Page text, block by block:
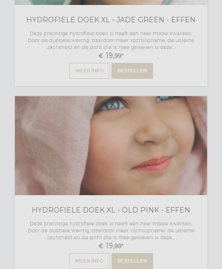
HYDROFIELE DOEK XL - JADE GREEN - EFFEN
Deze prachtige hydrofiele doek xl heeft een heel mooie kwaliteit.
Door de dubbele weving, daardoor meer vochtopname, de ultieme
zachtheid en de print die is mee geweven is deze...
€ 19,99*
MEER INFO BESTELLEN
HYDROFIELE DOEK XL - OLD PINK - EFFEN
Deze prachtige hydrofiele doek xl heeft een heel mooie kwaliteit.
Door de dubbele weving, daardoor meer vochtopname, de ultieme
zachtheid en de print die is mee geweven is deze...
€ 19,99*
MEER INFO BESTELLEN